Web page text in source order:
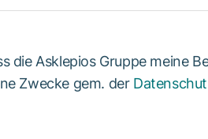
die Asklepios Gruppe meine
Zwecke gem. der